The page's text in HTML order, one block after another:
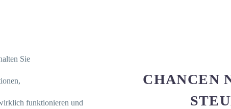
Sie
funktionieren und
CHANCEN